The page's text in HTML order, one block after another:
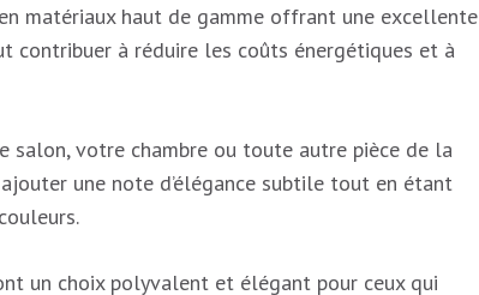
matériaux haut de gamme offrant une excellente
contribuer à réduire les coûts énergétiques et à
salon, votre chambre ou toute autre pièce de la
une note d’élégance subtile tout en étant
un choix polyvalent et élégant pour ceux qui